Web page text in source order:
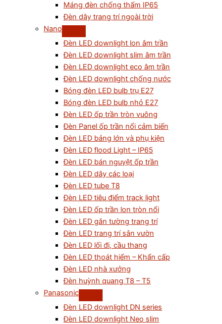
Máng đèn chống thấm IP65
Đèn dây trang trí ngoài trời
Nano
Đèn LED downlight lon âm trần
Đèn LED downlight slim âm trần
Đèn LED downlight eco âm trần
Đèn LED downlight chống nước
Bóng đèn LED bulb trụ E27
Bóng đèn LED bulb nhỏ E27
Đèn LED ốp trần tròn vuông
Đèn Panel ốp trần nổi cảm biến
Đèn LED bảng lớn và phụ kiện
Đèn LED flood Light – IP65
Đèn LED bán nguyệt ốp trần
Đèn LED dây các loại
Đèn LED tube T8
Đèn LED tiêu điểm track light
Đèn LED ốp trần lon tròn nổi
Đèn LED gắn tường trang trí
Đèn LED trang trí sân vườn
Đèn LED lối đi, cầu thang
Đèn LED thoát hiểm – Khẩn cấp
Đèn LED nhà xưởng
Đèn huỳnh quang T8 – T5
Panasonic
Đèn LED downlight DN series
Đèn LED downlight Neo slim